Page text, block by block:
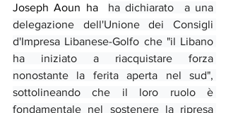
Joseph Aoun ha ha dichiarato  a una
delegazione dell'Unione dei Consigli
d'Impresa Libanese-Golfo che "il Libano
ha iniziato a riacquistare forza
nonostante la ferita aperta nel sud",
sottolineando che il loro ruolo è
fondamentale nel sostenere la ripresa